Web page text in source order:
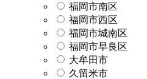
福岡市南区
福岡市西区
福岡市城南区
福岡市早良区
大牟田市
久留米市